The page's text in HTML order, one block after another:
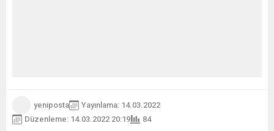
yeniposta
Yayınlama: 14.03.2022
Düzenleme: 14.03.2022 20:19
84